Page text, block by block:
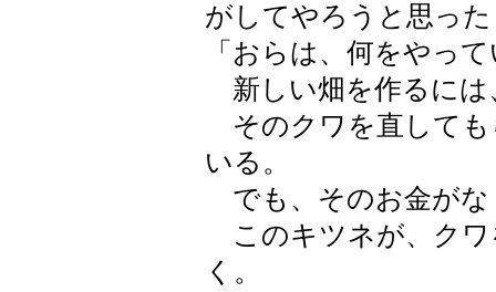
がしてやろうと思っ
「おらは、何をやっ
新しい畑を作るには
そのクワを直しても
いる。
でも、そのお金がな
このキツネが、クワ
く。